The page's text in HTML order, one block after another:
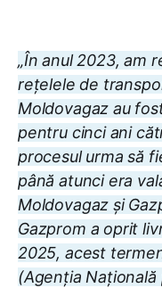
„În anul 2023, am
rețelele de
Moldovagaz au
pentru cinci ani
procesul urma să
până atunci era
Moldovagaz și
Gazprom a oprit
2025, acest
(Agenția